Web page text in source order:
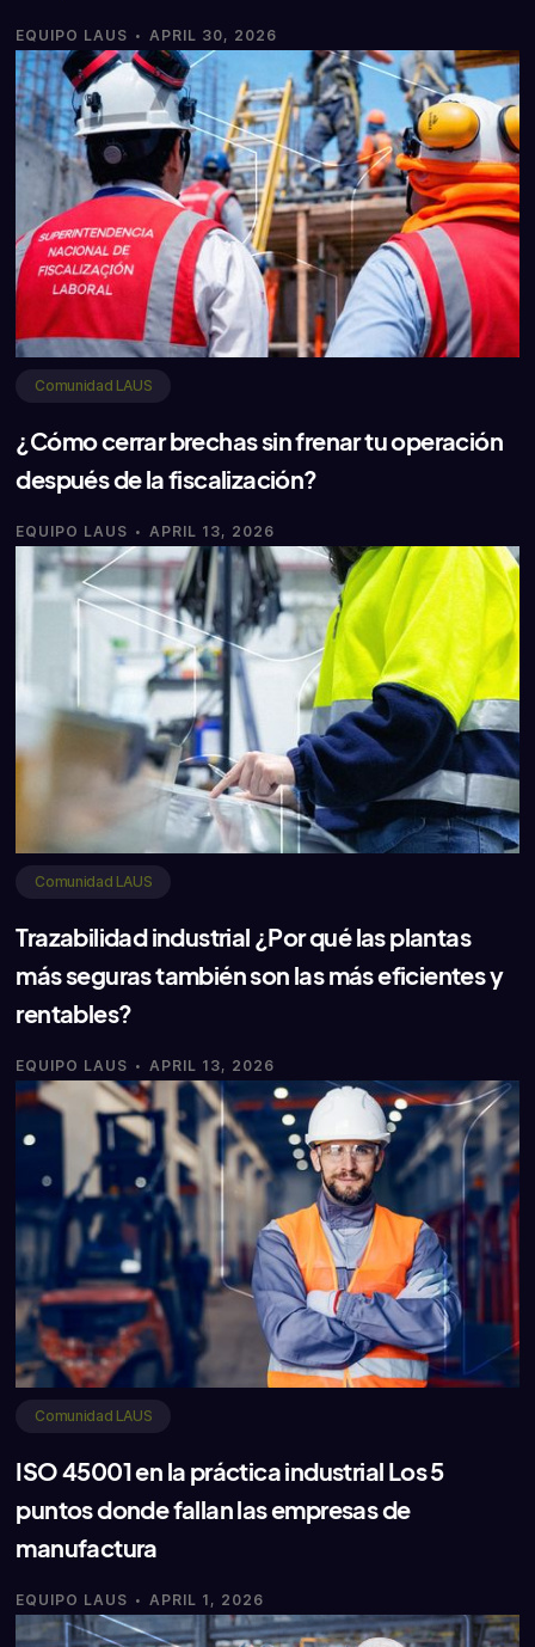
EQUIPO LAUS · APRIL 30, 2026
Comunidad LAUS
¿Cómo cerrar brechas sin frenar tu operación
después de la fiscalización?
EQUIPO LAUS · APRIL 13, 2026
Comunidad LAUS
Trazabilidad industrial ¿Por qué las plantas
más seguras también son las más eficientes y
rentables?
EQUIPO LAUS · APRIL 13, 2026
Comunidad LAUS
ISO 45001 en la práctica industrial Los 5
puntos donde fallan las empresas de
manufactura
EQUIPO LAUS · APRIL 1, 2026